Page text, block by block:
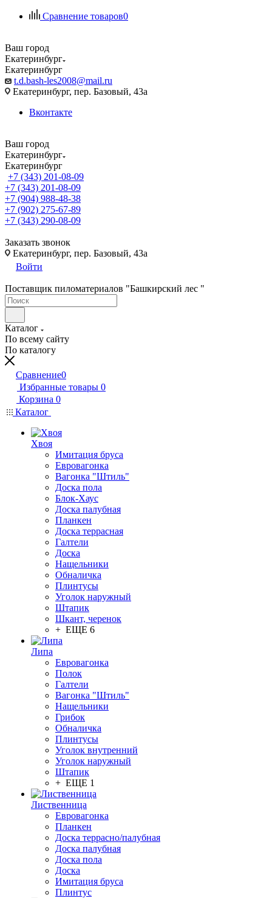
Сравнение товаров0
Ваш город
Екатеринбург
Екатеринбург
t.d.bash-les2008@mail.ru
Екатеринбург, пер. Базовый, 43а
Вконтакте
Ваш город
Екатеринбург
Екатеринбург
+7 (343) 201-08-09
+7 (343) 201-08-09
+7 (904) 988-48-38
+7 (902) 275-67-89
+7 (343) 290-08-09
Заказать звонок
Екатеринбург, пер. Базовый, 43а
Войти
Поставщик пиломатериалов "Башкирский лес "
Каталог
По всему сайту
По каталогу
Сравнение0
Избранные товары 0
Корзина 0
Каталог
Хвоя
Имитация бруса
Евровагонка
Вагонка "Штиль"
Доска пола
Блок-Хаус
Доска палубная
Планкен
Доска террасная
Галтели
Доска
Нащельники
Обналичка
Плинтусы
Уголок наружный
Штапик
Шкант, черенок
+ ЕЩЕ 6
Липа
Евровагонка
Полок
Галтели
Вагонка "Штиль"
Нащельники
Грибок
Обналичка
Плинтусы
Уголок внутренний
Уголок наружный
Штапик
+ ЕЩЕ 1
Лиственница
Евровагонка
Планкен
Доска террасно/палубная
Доска палубная
Доска пола
Доска
Имитация бруса
Плинтус